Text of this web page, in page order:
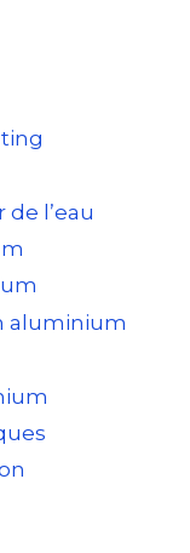
l’eau
aluminium